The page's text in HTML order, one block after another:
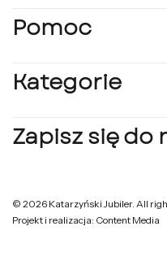
Pomoc
Kategorie
Zapisz się do
© 2026 Katarzyński Jubiler. All
Projekt i realizacja: Content Media